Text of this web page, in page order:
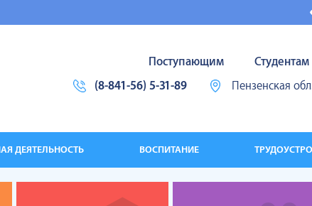
Поступающим Студентам
(8-841-56) 5-31-89
Пензенская
ДЕЯТЕЛЬНОСТЬ ВОСПИТАНИЕ